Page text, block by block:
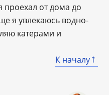
проехал от дома до
я увлекаюсь водно-
катерами и
К началу